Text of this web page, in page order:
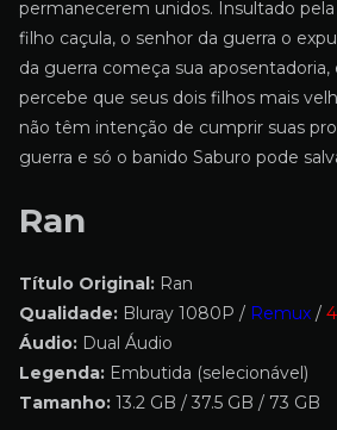
permanecerem unidos. Insultado
filho caçula, o senhor da guerra o
da guerra começa sua
percebe que seus dois filhos mais
não têm intenção de cumprir suas
guerra e só o banido Saburo pode
Ran
Título Original: Ran
Qualidade: Bluray 1080P / Remux /
Áudio: Dual Áudio
Legenda: Embutida (selecionável)
Tamanho: 13.2 GB / 37.5 GB / 73 GB